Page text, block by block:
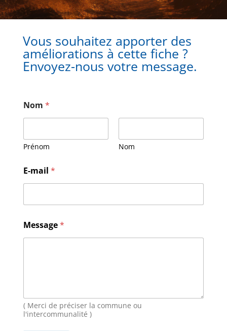
Vous souhaitez apporter des
améliorations à cette fiche ?
Envoyez-nous votre message.
Nom *
Prénom Nom
e
s
a
e
E
-
o
m
E-mail *
Message*
( Merci de préciser la commune ou
l'intercommunalité )